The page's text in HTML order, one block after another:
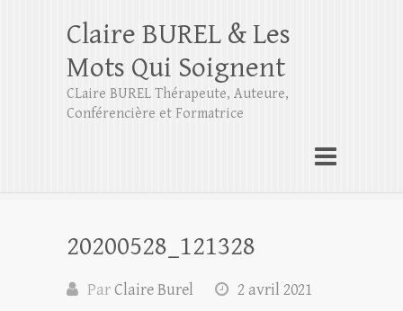
Claire BUREL & Les
Mots Qui Soignent
CLaire BUREL Thérapeute, Auteure,
Conférencière et Formatrice
20200528_121328
ParClaire Burel
2 avril 2021